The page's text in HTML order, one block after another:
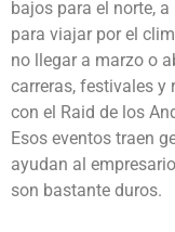
bajos para el norte,
para viajar por el
no llegar a marzo o
carreras, festivales
con el Raid de los
Esos eventos traen
ayudan al
son bastante duros.